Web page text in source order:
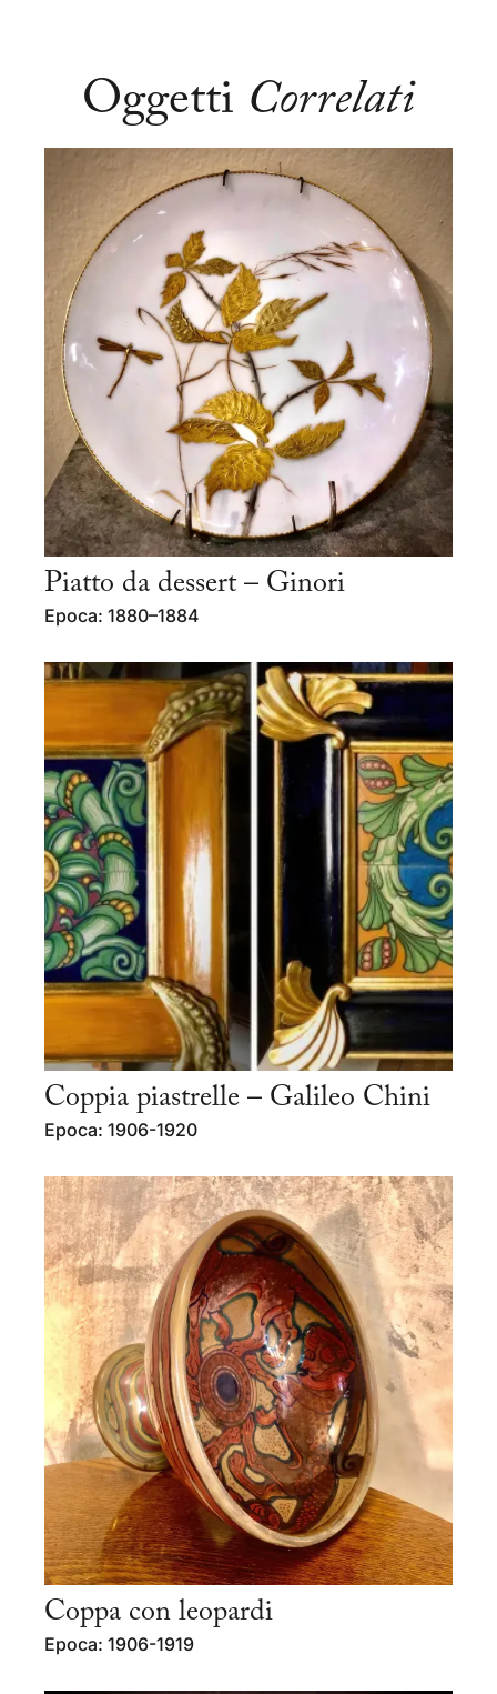
Oggetti Correlati
Piatto da dessert – Ginori
Epoca: 1880–1884
Coppia piastrelle – Galileo Chini
Epoca: 1906-1920
Coppa con leopardi
Epoca: 1906-1919